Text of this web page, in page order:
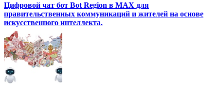
Цифровой чат бот Вot Region в MAX для
правительственных коммуникаций и жителей на основе
искусственного интеллекта.